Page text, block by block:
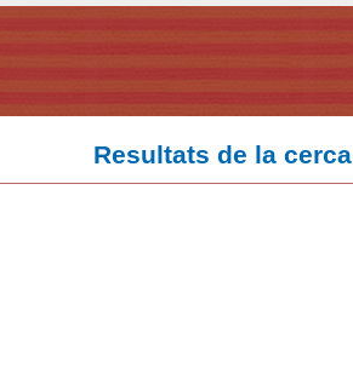
Resultats de la cerca